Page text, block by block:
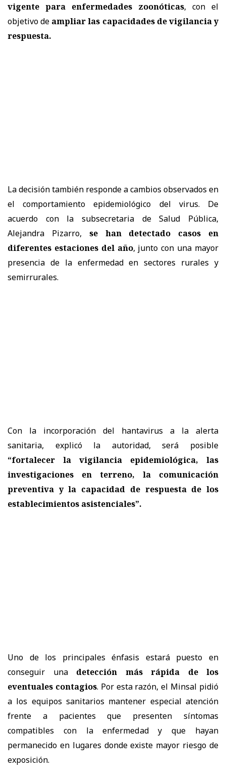
vigente para enfermedades zoonóticas, con el
objetivo de ampliar las capacidades de vigilancia y
respuesta.
La decisión también responde a cambios observados en
el comportamiento epidemiológico del virus. De
acuerdo con la subsecretaria de Salud Pública,
Alejandra Pizarro, se han detectado casos en
diferentes estaciones del año, junto con una mayor
presencia de la enfermedad en sectores rurales y
semirrurales.
Con la incorporación del hantavirus a la alerta
sanitaria, explicó la autoridad, será posible
“fortalecer la vigilancia epidemiológica, las
investigaciones en terreno, la comunicación
preventiva y la capacidad de respuesta de los
establecimientos asistenciales”.
Uno de los principales énfasis estará puesto en
conseguir una detección más rápida de los
eventuales contagios. Por esta razón, el Minsal pidió
a los equipos sanitarios mantener especial atención
frente a pacientes que presenten síntomas
compatibles con la enfermedad y que hayan
permanecido en lugares donde existe mayor riesgo de
exposición.